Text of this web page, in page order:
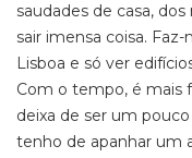
saudades de casa,
sair imensa coisa.
Lisboa e só ver
Com o tempo, é mais
deixa de ser um
tenho de apanhar um